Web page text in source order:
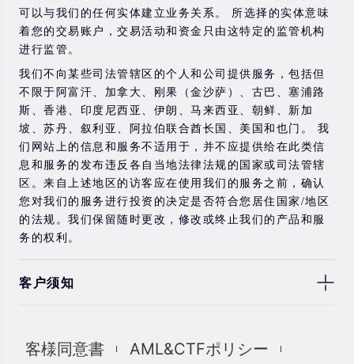
险，则应寻求独立的专业建议。
可以与我们的任何实体建立业务关系。 所选择的实体意味
着您的交易账户，交易活动和资金只由这特定的监管机构
进行监管。
我们不向某些司法管辖区的个人和公司提供服务，包括但
不限于阿富汗、加拿大、刚果（金沙萨）、古巴、塞浦路
斯、香港、印度尼西亚、伊朗、马来西亚、朝鲜、新加
坡、苏丹、叙利亚、阿拉伯联合酋长国、美国和也门。 我
们网站上的信息和服务不适用于，并不应提供给在此类信
息和服务的发布违反各自当地法律法规的国家或司法管辖
区。来自上述地区的访客应在使用我们的服务之前，确认
您对我们的服务进行投资的决定是否符合您居住国家/地区
的法规。我们保留随时更改，修改或终止我们的产品和服
务的权利。
客户须知
息，材料或第三方材料（“材料”）仅供参考。 该材料仅被
客様同意書 AML&CTFポリシー